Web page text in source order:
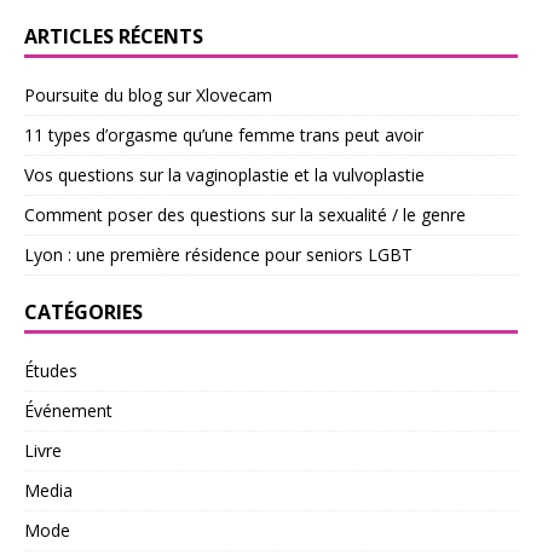
ARTICLES RÉCENTS
Poursuite du blog sur Xlovecam
11 types d’orgasme qu’une femme trans peut avoir
Vos questions sur la vaginoplastie et la vulvoplastie
Comment poser des questions sur la sexualité / le genre
Lyon : une première résidence pour seniors LGBT
CATÉGORIES
Études
Événement
Livre
Media
Mode